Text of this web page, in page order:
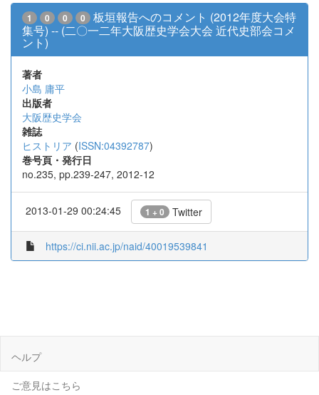
1 0 0 0
板垣報告へのコメント (2012年度大会特
集号) -- (二〇一二年大阪歴史学会大会 近代史部会コメ
ント)
著者
小島 庸平
出版者
大阪歴史学会
雑誌
ヒストリア (ISSN:04392787)
巻号頁・発行日
no.235, pp.239-247, 2012-12
2013-01-29 00:24:45 1 + 0 Twitter
https://ci.nii.ac.jp/naid/40019539841
ヘルプ
ご意見はこちら